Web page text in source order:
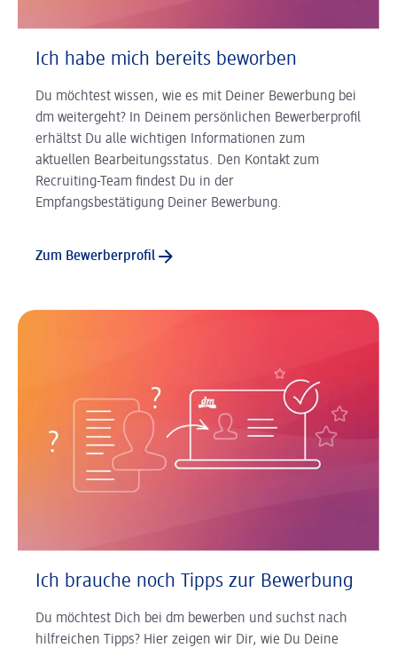
Ich habe mich bereits beworben
Du möchtest wissen, wie es mit Deiner Bewerbung bei
dm weitergeht? In Deinem persönlichen Bewerberprofil
erhältst Du alle wichtigen Informationen zum
aktuellen Bearbeitungsstatus. Den Kontakt zum
Recruiting-Team findest Du in der
Empfangsbestätigung Deiner Bewerbung.
Zum Bewerberprofil
Ich brauche noch Tipps zur Bewerbung
Du möchtest Dich bei dm bewerben und suchst nach
hilfreichen Tipps? Hier zeigen wir Dir, wie Du Deine